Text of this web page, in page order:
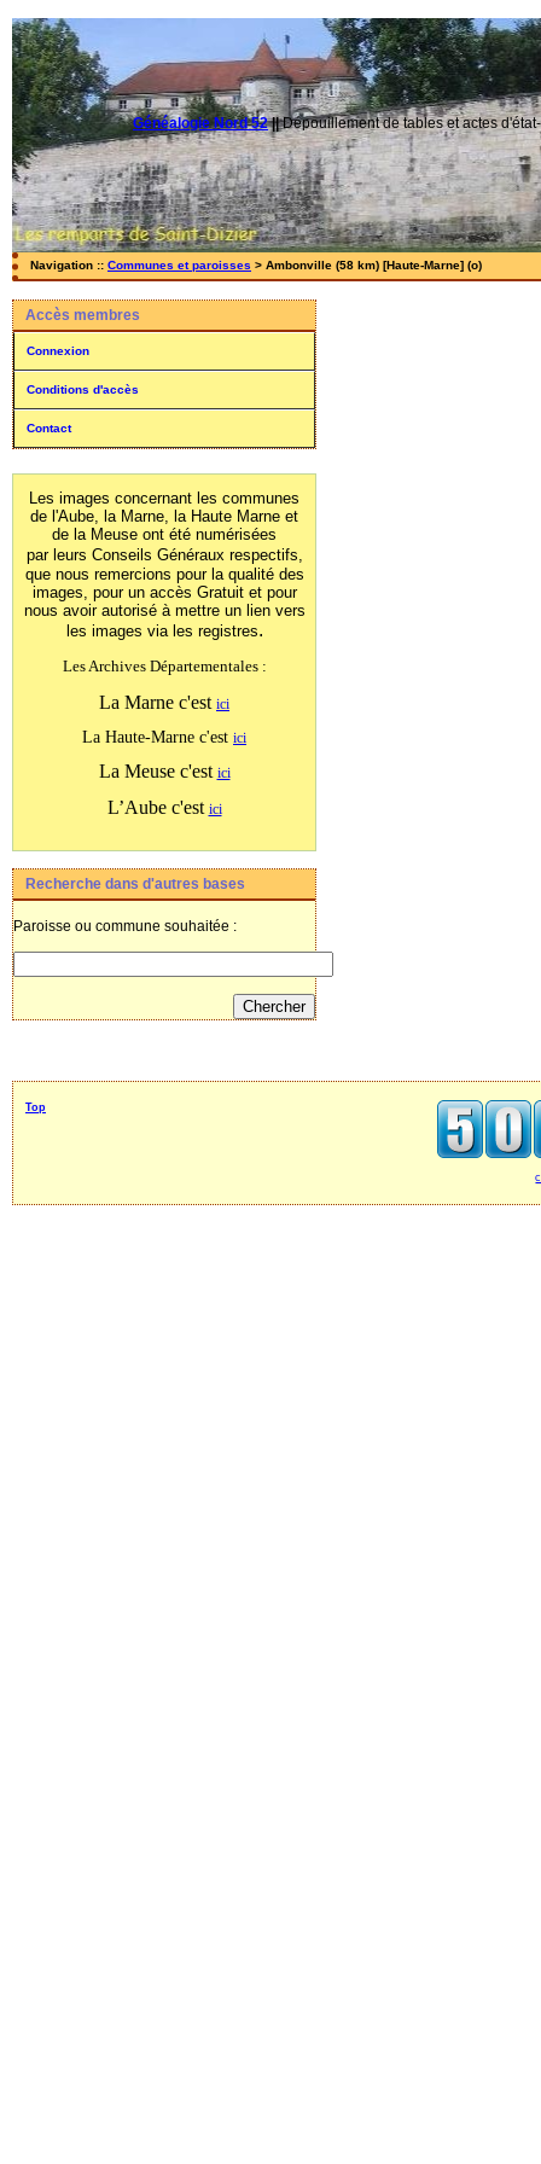
Généalogie Nord 52||Dépouillement de tables et actes
Navigation :: Communes et paroisses > Ambonville (58 km) [Haute-Marne] (o)
Accès membres
Connexion
Conditions d'accès
Contact
Les images concernant les communes
de l'Aube, la Marne, la Haute Marne et
de la Meuse ont été numérisées
par leurs Conseils Généraux respectifs,
que nous remercions pour la qualité des
images, pour un accès Gratuit et pour
nous avoir autorisé à mettre un lien vers
les images via les registres.
Les Archives Départementales :
La Marne c'est ici
La Haute-Marne c'est ici
La Meuse c'est ici
L’Aube c'est ici
Recherche dans d'autres bases
Paroisse ou commune souhaitée :
Top